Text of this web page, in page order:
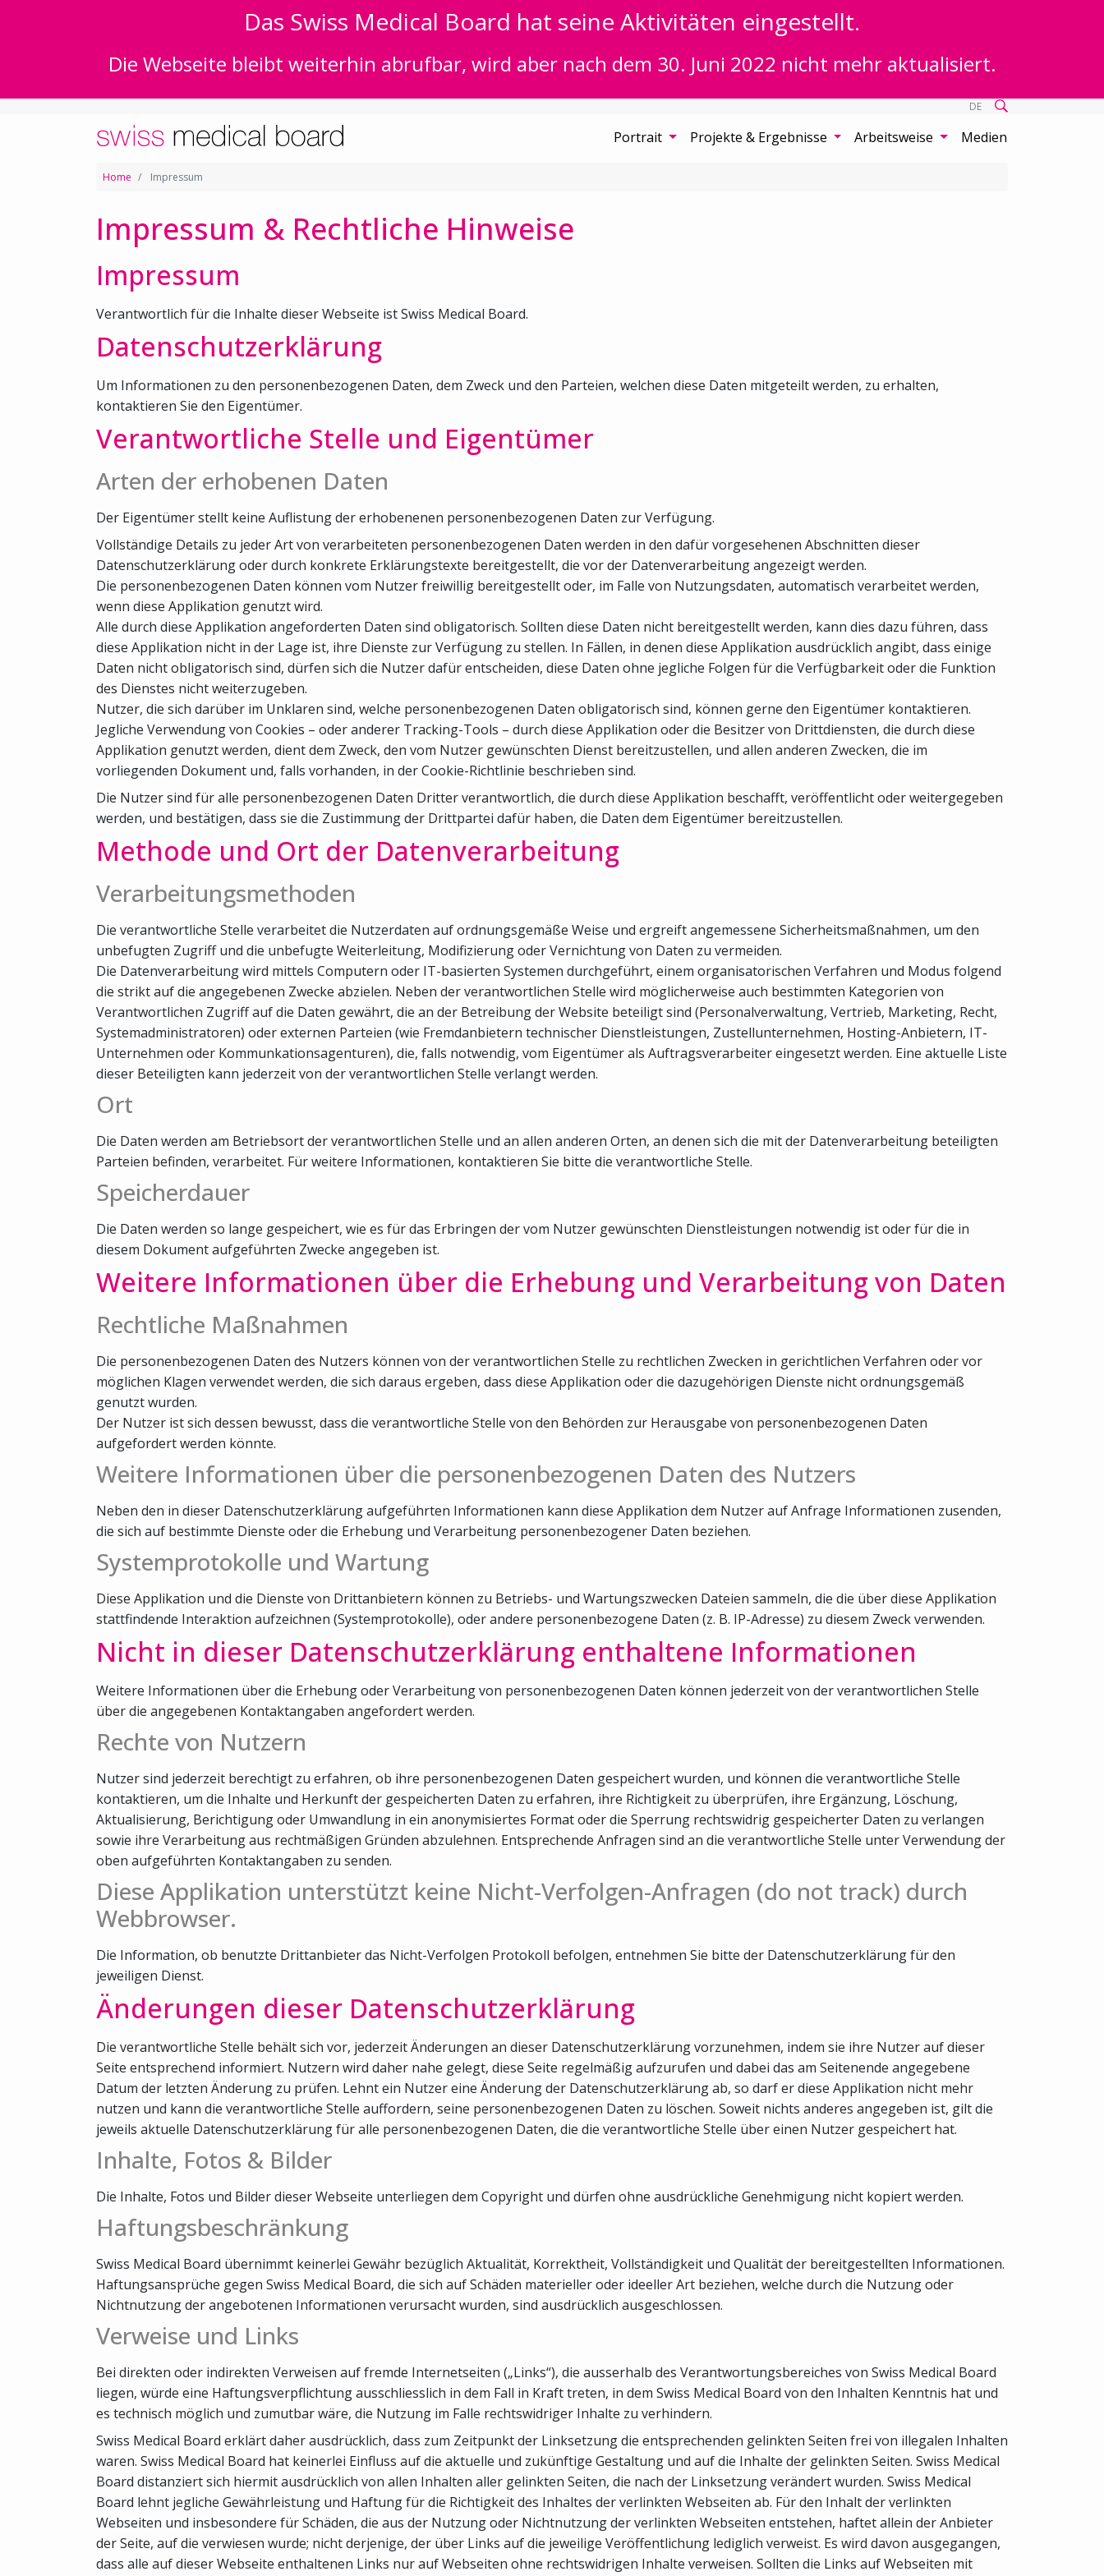
Das Swiss Medical Board hat seine Aktivitäten eingestellt.
Die Webseite bleibt weiterhin abrufbar, wird aber nach dem 30. Juni 2022 nicht mehr aktualisiert.
DE
Portrait Projekte & Ergebnisse Arbeitsweise Medien
Home Impressum
Impressum & Rechtliche Hinweise
Impressum
Verantwortlich für die Inhalte dieser Webseite ist Swiss Medical Board.
Datenschutzerklärung
Um Informationen zu den personenbezogenen Daten, dem Zweck und den Parteien, welchen diese Daten mitgeteilt werden, zu erhalten,
kontaktieren Sie den Eigentümer.
Verantwortliche Stelle und Eigentümer
Arten der erhobenen Daten
Der Eigentümer stellt keine Auflistung der erhobenenen personenbezogenen Daten zur Verfügung.
Vollständige Details zu jeder Art von verarbeiteten personenbezogenen Daten werden in den dafür vorgesehenen Abschnitten dieser
Datenschutzerklärung oder durch konkrete Erklärungstexte bereitgestellt, die vor der Datenverarbeitung angezeigt werden.
Die personenbezogenen Daten können vom Nutzer freiwillig bereitgestellt oder, im Falle von Nutzungsdaten, automatisch verarbeitet werden,
wenn diese Applikation genutzt wird.
Alle durch diese Applikation angeforderten Daten sind obligatorisch. Sollten diese Daten nicht bereitgestellt werden, kann dies dazu führen, dass
diese Applikation nicht in der Lage ist, ihre Dienste zur Verfügung zu stellen. In Fällen, in denen diese Applikation ausdrücklich angibt, dass einige
Daten nicht obligatorisch sind, dürfen sich die Nutzer dafür entscheiden, diese Daten ohne jegliche Folgen für die Verfügbarkeit oder die Funktion
des Dienstes nicht weiterzugeben.
Nutzer, die sich darüber im Unklaren sind, welche personenbezogenen Daten obligatorisch sind, können gerne den Eigentümer kontaktieren.
Jegliche Verwendung von Cookies – oder anderer Tracking-Tools – durch diese Applikation oder die Besitzer von Drittdiensten, die durch diese
Applikation genutzt werden, dient dem Zweck, den vom Nutzer gewünschten Dienst bereitzustellen, und allen anderen Zwecken, die im
vorliegenden Dokument und, falls vorhanden, in der Cookie-Richtlinie beschrieben sind.
Die Nutzer sind für alle personenbezogenen Daten Dritter verantwortlich, die durch diese Applikation beschafft, veröffentlicht oder weitergegeben
werden, und bestätigen, dass sie die Zustimmung der Drittpartei dafür haben, die Daten dem Eigentümer bereitzustellen.
Methode und Ort der Datenverarbeitung
Verarbeitungsmethoden
Die verantwortliche Stelle verarbeitet die Nutzerdaten auf ordnungsgemäße Weise und ergreift angemessene Sicherheitsmaßnahmen, um den
unbefugten Zugriff und die unbefugte Weiterleitung, Modifizierung oder Vernichtung von Daten zu vermeiden.
Die Datenverarbeitung wird mittels Computern oder IT-basierten Systemen durchgeführt, einem organisatorischen Verfahren und Modus folgend
die strikt auf die angegebenen Zwecke abzielen. Neben der verantwortlichen Stelle wird möglicherweise auch bestimmten Kategorien von
Verantwortlichen Zugriff auf die Daten gewährt, die an der Betreibung der Website beteiligt sind (Personalverwaltung, Vertrieb, Marketing, Recht,
Systemadministratoren) oder externen Parteien (wie Fremdanbietern technischer Dienstleistungen, Zustellunternehmen, Hosting-Anbietern, IT-
Unternehmen oder Kommunkationsagenturen), die, falls notwendig, vom Eigentümer als Auftragsverarbeiter eingesetzt werden. Eine aktuelle Liste
dieser Beteiligten kann jederzeit von der verantwortlichen Stelle verlangt werden.
Ort
Die Daten werden am Betriebsort der verantwortlichen Stelle und an allen anderen Orten, an denen sich die mit der Datenverarbeitung beteiligten
Parteien befinden, verarbeitet. Für weitere Informationen, kontaktieren Sie bitte die verantwortliche Stelle.
Speicherdauer
Die Daten werden so lange gespeichert, wie es für das Erbringen der vom Nutzer gewünschten Dienstleistungen notwendig ist oder für die in
diesem Dokument aufgeführten Zwecke angegeben ist.
Weitere Informationen über die Erhebung und Verarbeitung von Daten
Rechtliche Maßnahmen
Die personenbezogenen Daten des Nutzers können von der verantwortlichen Stelle zu rechtlichen Zwecken in gerichtlichen Verfahren oder vor
möglichen Klagen verwendet werden, die sich daraus ergeben, dass diese Applikation oder die dazugehörigen Dienste nicht ordnungsgemäß
genutzt wurden.
Der Nutzer ist sich dessen bewusst, dass die verantwortliche Stelle von den Behörden zur Herausgabe von personenbezogenen Daten
aufgefordert werden könnte.
Weitere Informationen über die personenbezogenen Daten des Nutzers
Neben den in dieser Datenschutzerklärung aufgeführten Informationen kann diese Applikation dem Nutzer auf Anfrage Informationen zusenden,
die sich auf bestimmte Dienste oder die Erhebung und Verarbeitung personenbezogener Daten beziehen.
Systemprotokolle und Wartung
Diese Applikation und die Dienste von Drittanbietern können zu Betriebs- und Wartungszwecken Dateien sammeln, die die über diese Applikation
stattfindende Interaktion aufzeichnen (Systemprotokolle), oder andere personenbezogene Daten (z. B. IP-Adresse) zu diesem Zweck verwenden.
Nicht in dieser Datenschutzerklärung enthaltene Informationen
Weitere Informationen über die Erhebung oder Verarbeitung von personenbezogenen Daten können jederzeit von der verantwortlichen Stelle
über die angegebenen Kontaktangaben angefordert werden.
Rechte von Nutzern
Nutzer sind jederzeit berechtigt zu erfahren, ob ihre personenbezogenen Daten gespeichert wurden, und können die verantwortliche Stelle
kontaktieren, um die Inhalte und Herkunft der gespeicherten Daten zu erfahren, ihre Richtigkeit zu überprüfen, ihre Ergänzung, Löschung,
Aktualisierung, Berichtigung oder Umwandlung in ein anonymisiertes Format oder die Sperrung rechtswidrig gespeicherter Daten zu verlangen
sowie ihre Verarbeitung aus rechtmäßigen Gründen abzulehnen. Entsprechende Anfragen sind an die verantwortliche Stelle unter Verwendung der
oben aufgeführten Kontaktangaben zu senden.
Diese Applikation unterstützt keine Nicht-Verfolgen-Anfragen (do not track) durch
Webbrowser.
Die Information, ob benutzte Drittanbieter das Nicht-Verfolgen Protokoll befolgen, entnehmen Sie bitte der Datenschutzerklärung für den
jeweiligen Dienst.
Änderungen dieser Datenschutzerklärung
Die verantwortliche Stelle behält sich vor, jederzeit Änderungen an dieser Datenschutzerklärung vorzunehmen, indem sie ihre Nutzer auf dieser
Seite entsprechend informiert. Nutzern wird daher nahe gelegt, diese Seite regelmäßig aufzurufen und dabei das am Seitenende angegebene
Datum der letzten Änderung zu prüfen. Lehnt ein Nutzer eine Änderung der Datenschutzerklärung ab, so darf er diese Applikation nicht mehr
nutzen und kann die verantwortliche Stelle auffordern, seine personenbezogenen Daten zu löschen. Soweit nichts anderes angegeben ist, gilt die
jeweils aktuelle Datenschutzerklärung für alle personenbezogenen Daten, die die verantwortliche Stelle über einen Nutzer gespeichert hat.
Inhalte, Fotos & Bilder
Die Inhalte, Fotos und Bilder dieser Webseite unterliegen dem Copyright und dürfen ohne ausdrückliche Genehmigung nicht kopiert werden.
Haftungsbeschränkung
Swiss Medical Board übernimmt keinerlei Gewähr bezüglich Aktualität, Korrektheit, Vollständigkeit und Qualität der bereitgestellten Informationen.
Haftungsansprüche gegen Swiss Medical Board, die sich auf Schäden materieller oder ideeller Art beziehen, welche durch die Nutzung oder
Nichtnutzung der angebotenen Informationen verursacht wurden, sind ausdrücklich ausgeschlossen.
Verweise und Links
Bei direkten oder indirekten Verweisen auf fremde Internetseiten („Links“), die ausserhalb des Verantwortungsbereiches von Swiss Medical Board
liegen, würde eine Haftungsverpflichtung ausschliesslich in dem Fall in Kraft treten, in dem Swiss Medical Board von den Inhalten Kenntnis hat und
es technisch möglich und zumutbar wäre, die Nutzung im Falle rechtswidriger Inhalte zu verhindern.
Swiss Medical Board erklärt daher ausdrücklich, dass zum Zeitpunkt der Linksetzung die entsprechenden gelinkten Seiten frei von illegalen Inhalten
waren. Swiss Medical Board hat keinerlei Einfluss auf die aktuelle und zukünftige Gestaltung und auf die Inhalte der gelinkten Seiten. Swiss Medical
Board distanziert sich hiermit ausdrücklich von allen Inhalten aller gelinkten Seiten, die nach der Linksetzung verändert wurden. Swiss Medical
Board lehnt jegliche Gewährleistung und Haftung für die Richtigkeit des Inhaltes der verlinkten Webseiten ab. Für den Inhalt der verlinkten
Webseiten und insbesondere für Schäden, die aus der Nutzung oder Nichtnutzung der verlinkten Webseiten entstehen, haftet allein der Anbieter
der Seite, auf die verwiesen wurde; nicht derjenige, der über Links auf die jeweilige Veröffentlichung lediglich verweist. Es wird davon ausgegangen,
dass alle auf dieser Webseite enthaltenen Links nur auf Webseiten ohne rechtswidrigen Inhalte verweisen. Sollten die Links auf Webseiten mit